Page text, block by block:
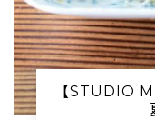
【STUDIO